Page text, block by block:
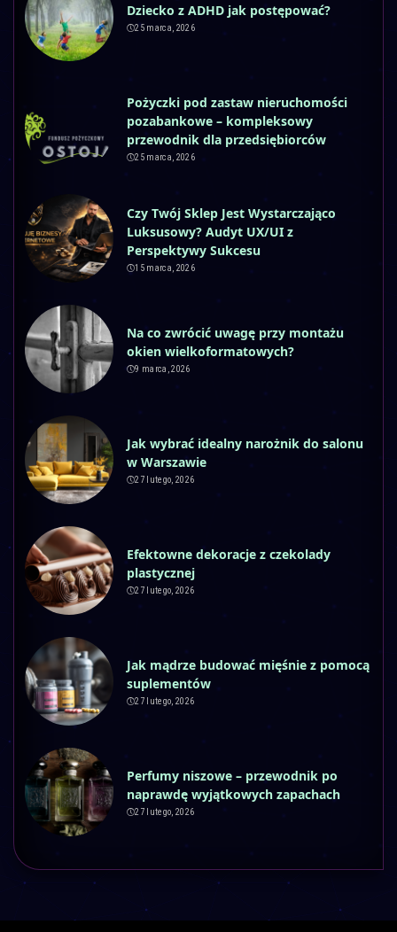
Dziecko z ADHD jak postępować?
25 marca, 2026
Pożyczki pod zastaw nieruchomości
pozabankowe – kompleksowy
przewodnik dla przedsiębiorców
25 marca, 2026
Czy Twój Sklep Jest Wystarczająco
Luksusowy? Audyt UX/UI z
Perspektywy Sukcesu
15 marca, 2026
Na co zwrócić uwagę przy montażu
okien wielkoformatowych?
9 marca, 2026
Jak wybrać idealny narożnik do salonu
w Warszawie
27 lutego, 2026
Efektowne dekoracje z czekolady
plastycznej
27 lutego, 2026
Jak mądrze budować mięśnie z pomocą
suplementów
27 lutego, 2026
Perfumy niszowe – przewodnik po
naprawdę wyjątkowych zapachach
27 lutego, 2026